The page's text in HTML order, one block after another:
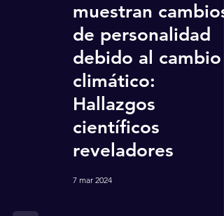
muestran cambios
de personalidad
debido al cambio
climático:
Hallazgos
científicos
reveladores
7 mar 2024